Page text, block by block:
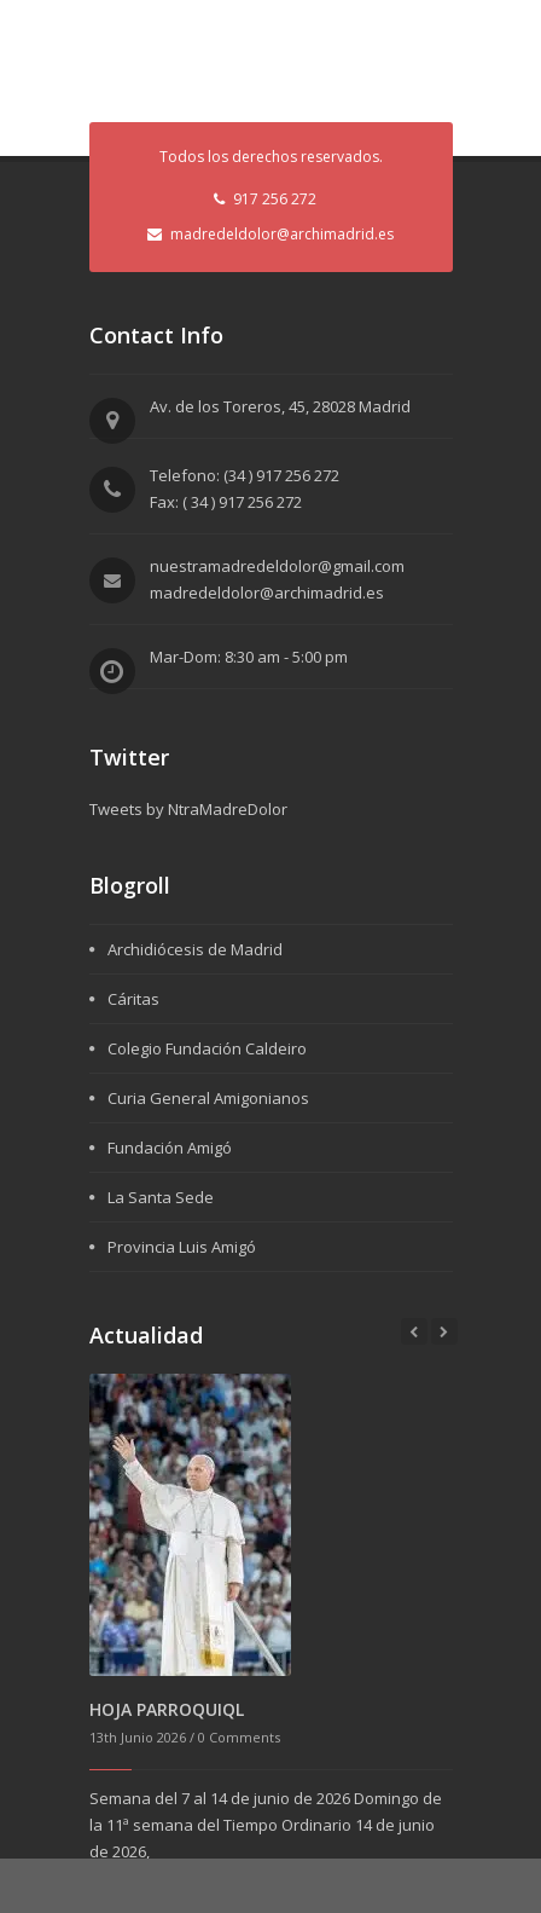
Todos los derechos reservados.
917 256 272
madredeldolor@archimadrid.es
Contact Info
Av. de los Toreros, 45, 28028 Madrid
Telefono: (34 ) 917 256 272
Fax: ( 34 ) 917 256 272
nuestramadredeldolor@gmail.com
madredeldolor@archimadrid.es
Mar-Dom: 8:30 am - 5:00 pm
Twitter
Tweets by NtraMadreDolor
Blogroll
Archidiócesis de Madrid
Cáritas
Colegio Fundación Caldeiro
Curia General Amigonianos
Fundación Amigó
La Santa Sede
Provincia Luis Amigó
Actualidad
HOJA PARROQUIQL
13th Junio 2026 / 0 Comments
Semana del 7 al 14 de junio de 2026 Domingo de
la 11ª semana del Tiempo Ordinario 14 de junio
de 2026,